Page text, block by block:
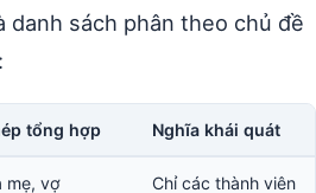
danh sách phân theo chủ đề
tổng hợp Nghĩa khái quát
mẹ, vợ Chỉ các thành viên